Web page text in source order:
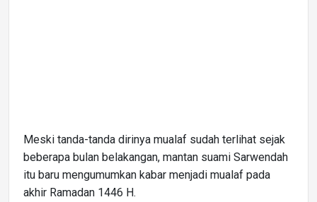
Meski tanda-tanda dirinya mualaf sudah terlihat sejak
beberapa bulan belakangan, mantan suami Sarwendah
itu baru mengumumkan kabar menjadi mualaf pada
akhir Ramadan 1446 H.